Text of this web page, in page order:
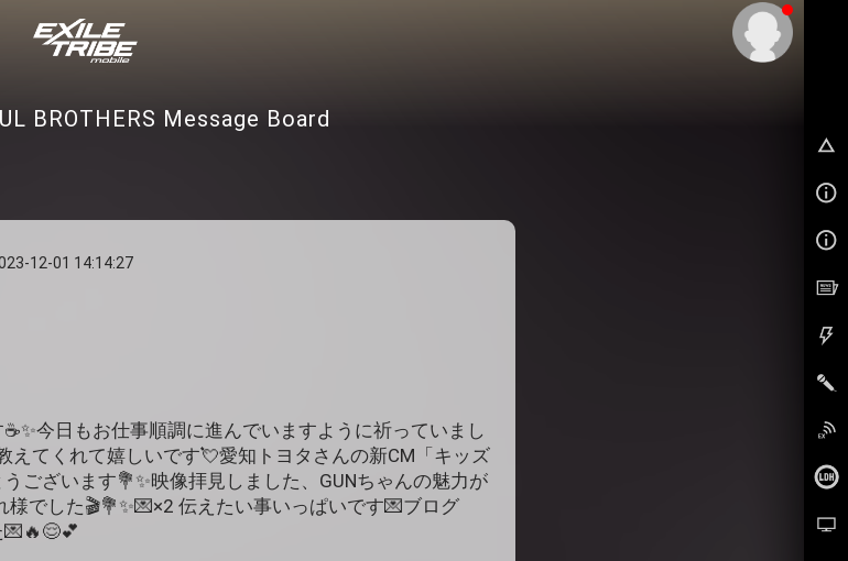
BROTHERS Message Board
12-01 14:14:27
今日もお仕事順調に進んでいますように祈っていまし
えてくれて嬉しいです💘愛知トヨタさんの新CM「キッズ
ございます💐✨映像拝見しました、GUNちゃんの魅力が
でした🎬💐✨💌×2 伝えたい事いっぱいです💌ブログ